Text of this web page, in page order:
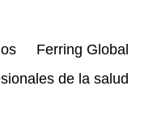
Ferring Global
de la salud